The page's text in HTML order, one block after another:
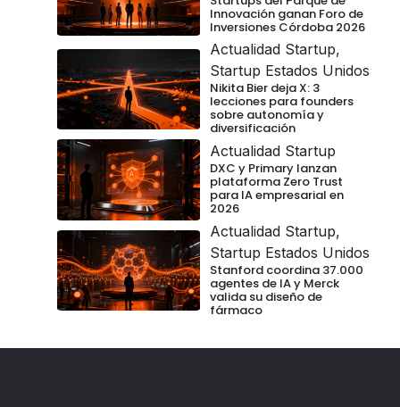
Innovación ganan Foro de
Inversiones Córdoba 2026
Actualidad Startup,
Startup Estados Unidos
Nikita Bier deja X: 3
lecciones para founders
sobre autonomía y
diversificación
Actualidad Startup
DXC y Primary lanzan
plataforma Zero Trust
para IA empresarial en
2026
Actualidad Startup,
Startup Estados Unidos
Stanford coordina 37.000
agentes de IA y Merck
valida su diseño de
fármaco